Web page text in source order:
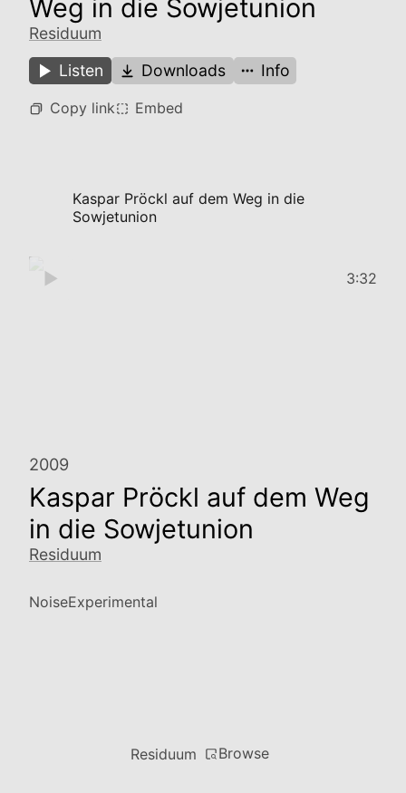
Weg in die Sowjetunion
Residuum
Listen
Downloads Info
Copy link Embed
Kaspar Pröckl auf dem Weg in die
Sowjetunion
3:32
2009
Kaspar Pröckl auf dem Weg
in die Sowjetunion
Residuum
NoiseExperimental
Residuum Browse